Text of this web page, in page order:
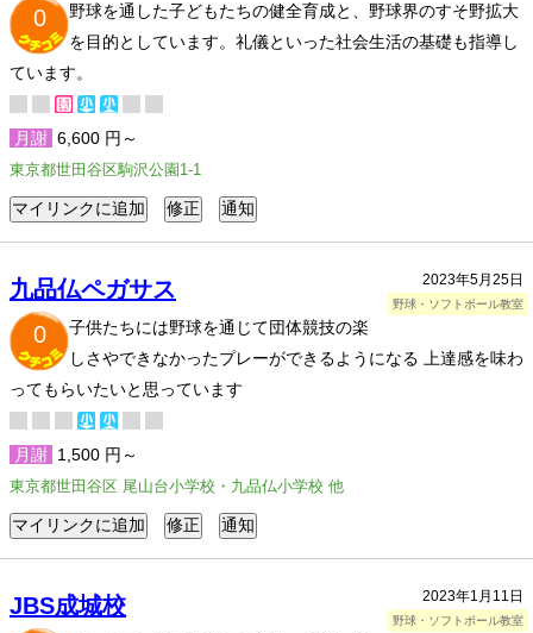
0
野球を通した子どもたちの健全育成と、野球界のすそ野拡大
を目的としています。礼儀といった社会生活の基礎も指導し
ています。
月謝 6,600 円～
東京都世田谷区駒沢公園1-1
2023年5月25日
野球・ソフトボール教室
九品仏ペガサス
0
子供たちには野球を通じて団体競技の楽
しさやできなかったプレーができるようになる 上達感を味わ
ってもらいたいと思っています
月謝 1,500 円～
東京都世田谷区 尾山台小学校・九品仏小学校 他
2023年1月11日
野球・ソフトボール教室
JBS成城校